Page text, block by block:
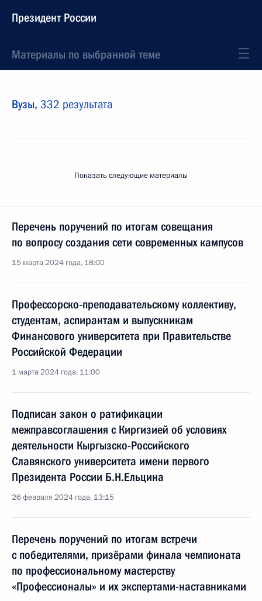
Президент России
Материалы по выбранной теме
Вузы, 332 результата
Показать следующие материалы
Перечень поручений по итогам совещания
по вопросу создания сети современных кампусов
15 марта 2024 года, 18:00
Профессорско-преподавательскому коллективу,
студентам, аспирантам и выпускникам
Финансового университета при Правительстве
Российской Федерации
1 марта 2024 года, 11:00
Подписан закон о ратификации
межправсоглашения с Киргизией об условиях
деятельности Кыргызско-Российского
Славянского университета имени первого
Президента России Б.Н.Ельцина
26 февраля 2024 года, 13:15
Перечень поручений по итогам встречи
с победителями, призёрами финала чемпионата
по профессиональному мастерству
«Профессионалы» и их экспертами-наставниками